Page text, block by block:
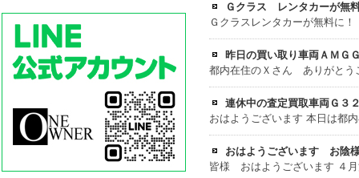
Ｇクラス レンタカーが無
Ｇクラスレンタカーが無料に
昨日の買い取り車両ＡＭＧ
連休中の査定買取車両Ｇ３
おはようございます お陰